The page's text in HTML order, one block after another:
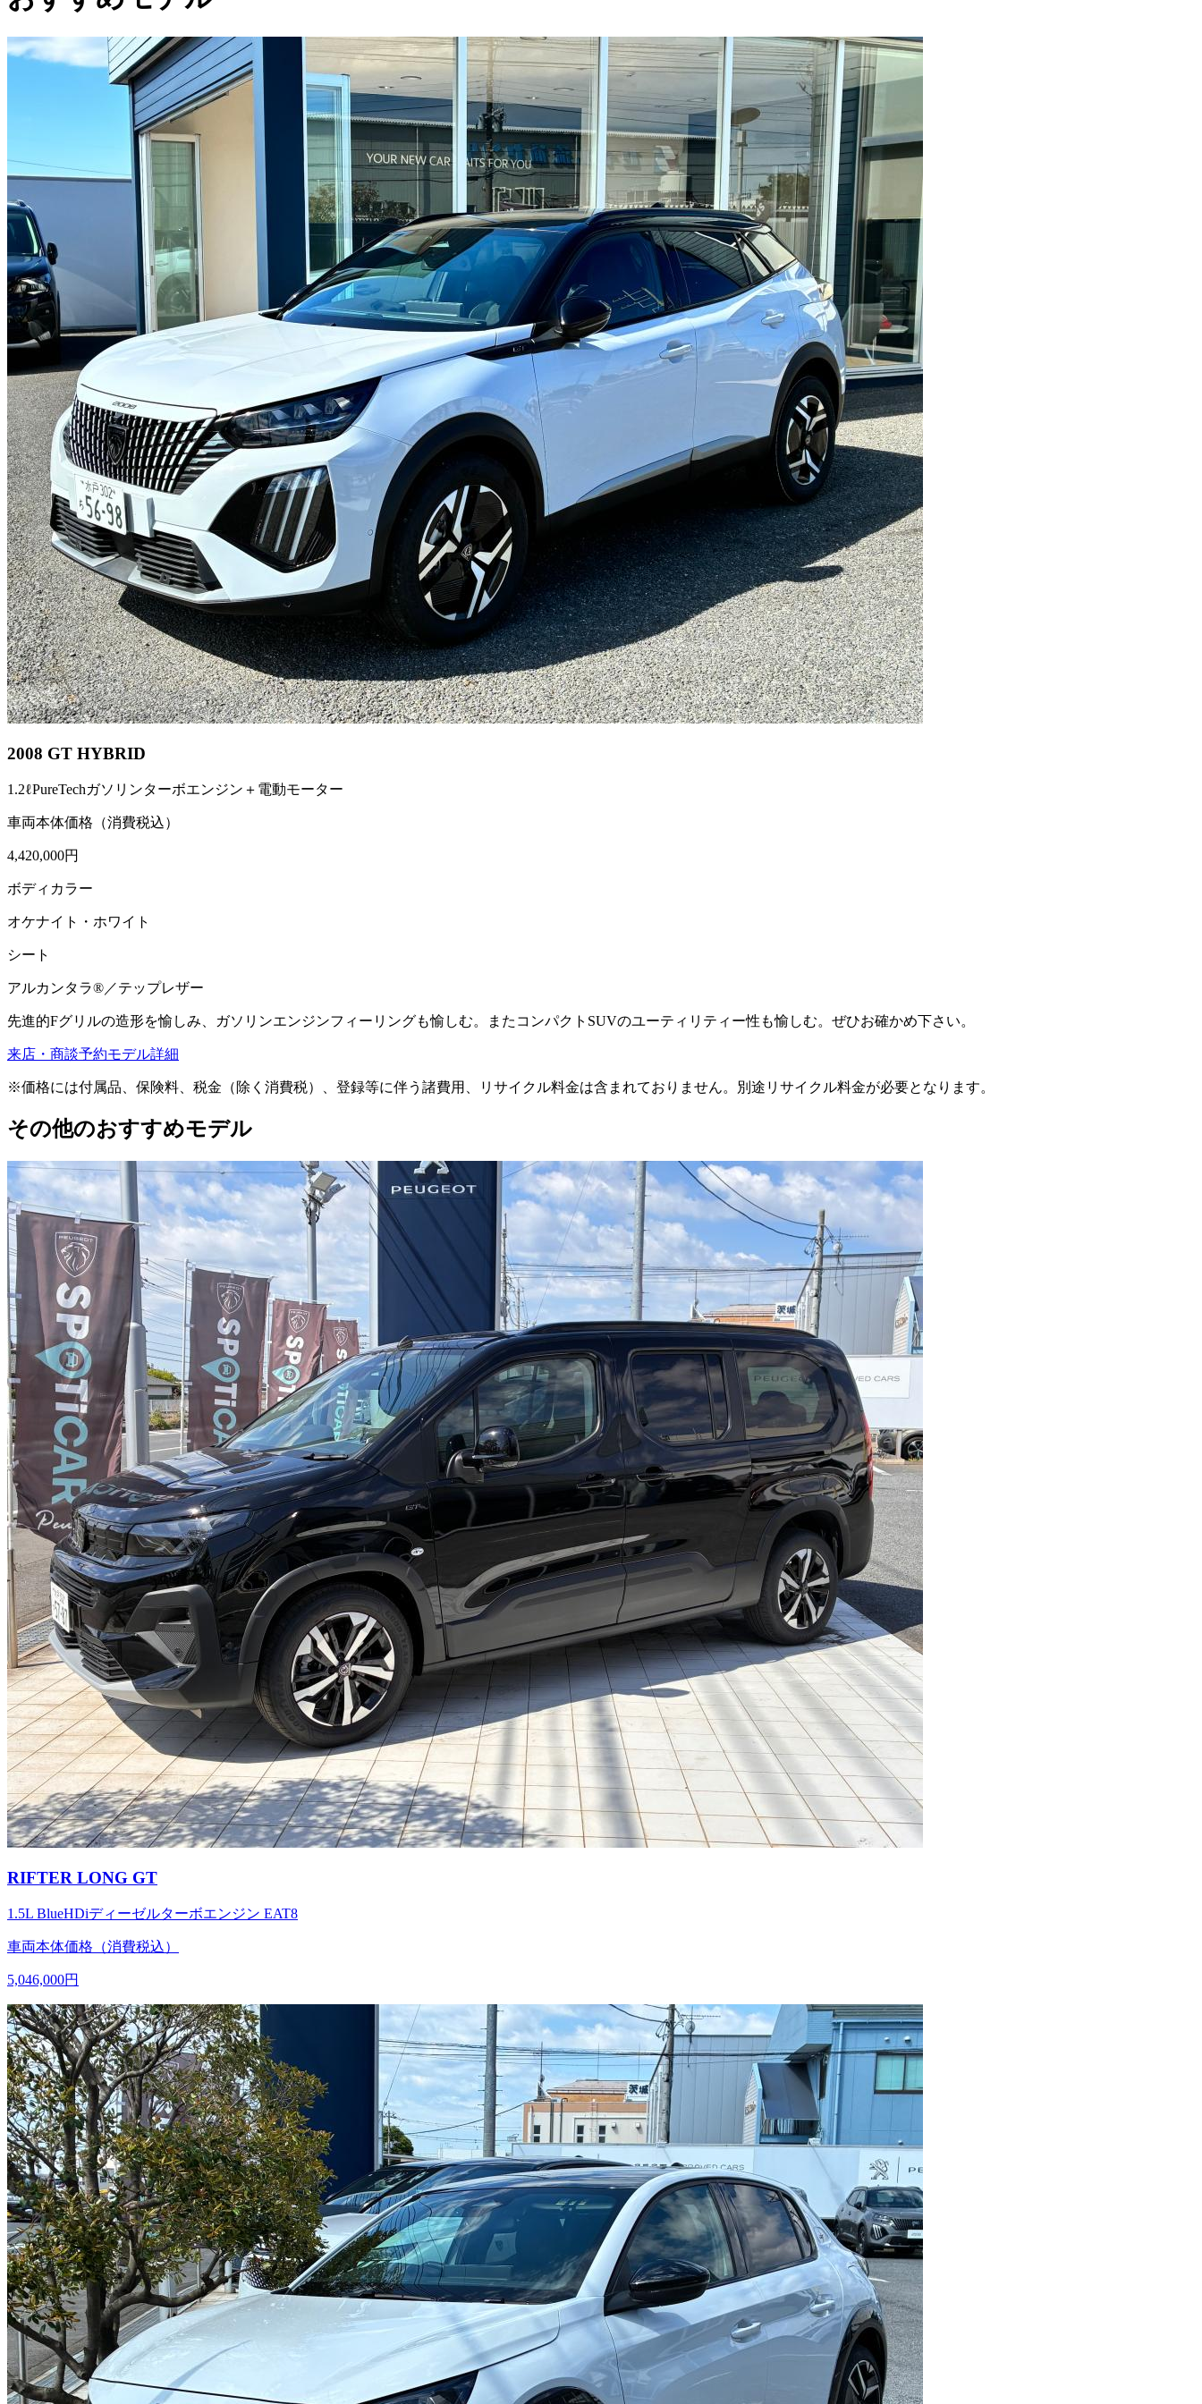
2008 GT HYBRID
1.2ℓPureTechガソリンターボエンジン＋電動モーター
車両本体価格（消費税込）
4,420,000円
ボディカラー
オケナイト・ホワイト
シート
アルカンタラ®／テップレザー
先進的Fグリルの造形を愉しみ、ガソリンエンジンフィーリングも愉しむ。またコンパクトSUVのユーティリティー性も愉しむ。ぜひお確かめ下さい。
来店・商談予約モデル詳細
※価格には付属品、保険料、税金（除く消費税）、登録等に伴う諸費用、リサイクル料金は含まれておりません。別途リサイクル料金が必要となります。
その他のおすすめモデル
RIFTER LONG GT
1.5L BlueHDiディーゼルターボエンジン EAT8
車両本体価格（消費税込）
5,046,000円